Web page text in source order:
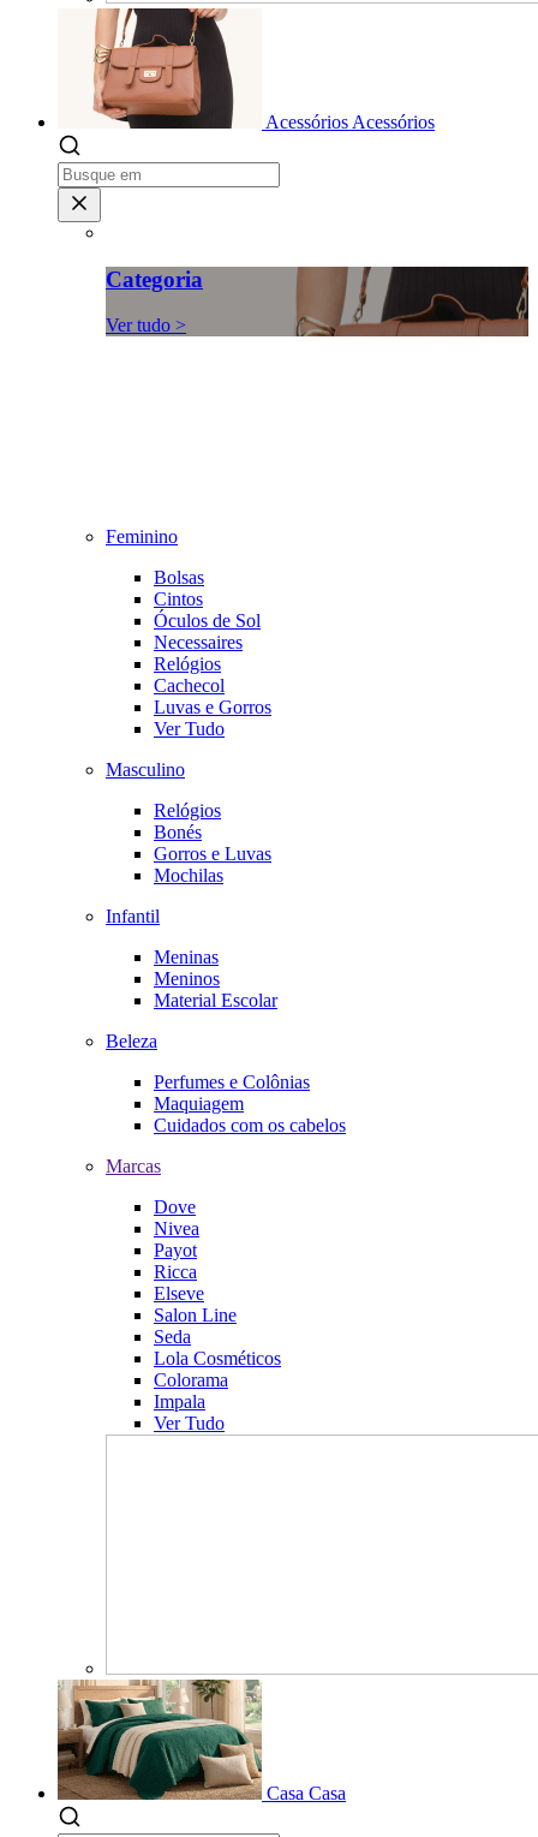
Acessórios Acessórios
Categoria
Ver tudo >
Feminino
Bolsas
Cintos
Óculos de Sol
Necessaires
Relógios
Cachecol
Luvas e Gorros
Ver Tudo
Masculino
Relógios
Bonés
Gorros e Luvas
Mochilas
Infantil
Meninas
Meninos
Material Escolar
Beleza
Perfumes e Colônias
Maquiagem
Cuidados com os cabelos
Marcas
Dove
Nivea
Payot
Ricca
Elseve
Salon Line
Seda
Lola Cosméticos
Colorama
Impala
Ver Tudo
Casa Casa